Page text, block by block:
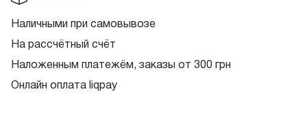
Наличными при самовывозе
На рассчётный счёт
Наложенным платежём, заказы от 300 грн
Онлайн оплата liqpay